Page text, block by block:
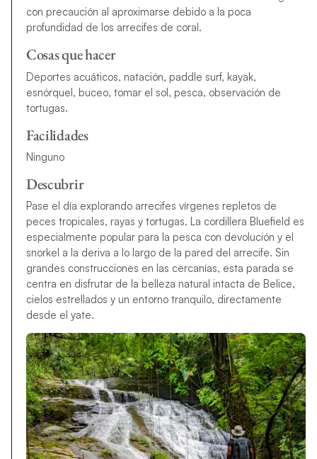
con precaución al aproximarse debido a la poca
profundidad de los arrecifes de coral.
Cosas que hacer
Deportes acuáticos, natación, paddle surf, kayak,
esnórquel, buceo, tomar el sol, pesca, observación de
tortugas.
Facilidades
Ninguno
Descubrir
Pase el día explorando arrecifes vírgenes repletos de
peces tropicales, rayas y tortugas. La cordillera Bluefield es
especialmente popular para la pesca con devolución y el
snorkel a la deriva a lo largo de la pared del arrecife. Sin
grandes construcciones en las cercanías, esta parada se
centra en disfrutar de la belleza natural intacta de Belice,
cielos estrellados y un entorno tranquilo, directamente
desde el yate.